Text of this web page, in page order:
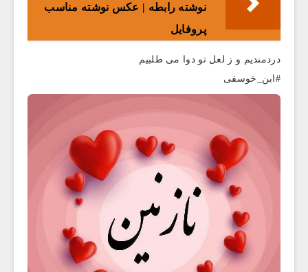
نوشته رابطه | عکس نوشته مناسب
پروفایل
دردمندیم و ز لعل تو دوا می طلبیم
#ابن_خوسفی